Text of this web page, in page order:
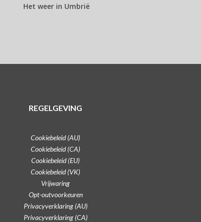
Het weer in Umbrië
REGELGEVING
Cookiebeleid (AU)
Cookiebeleid (CA)
Cookiebeleid (EU)
Cookiebeleid (VK)
Vrijwaring
Opt-outvoorkeuren
Privacyverklaring (AU)
Privacyverklaring (CA)